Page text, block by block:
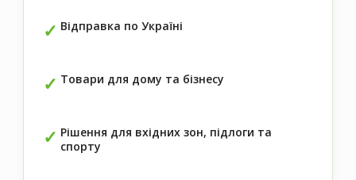
Відправка по Україні
Товари для дому та бізнесу
Рішення для вхідних зон, підлоги та
спорту